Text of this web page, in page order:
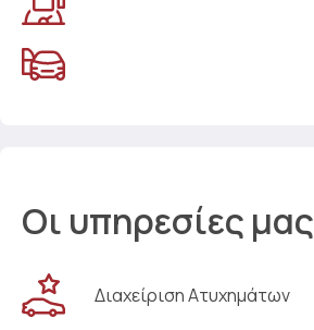
Οι υπηρεσίες μας
Διαχείριση Ατυχημάτων